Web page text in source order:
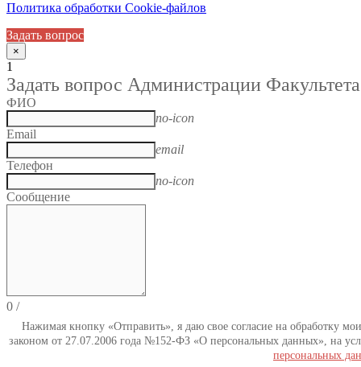
Политика обработки Cookie-файлов
Задать вопрос
×
1
Задать вопрос Администрации Факультета
ФИО
no-icon
Email
email
Телефон
no-icon
Сообщение
0 /
Нажимая кнопку «Отправить», я даю свое согласие на обработку
законом от 27.07.2006 года №152-ФЗ «О персональных данных», на
персональных